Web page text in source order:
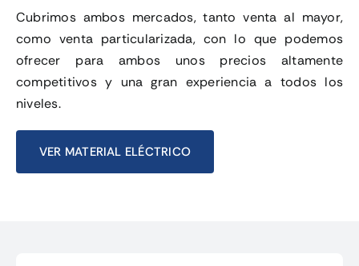
Cubrimos ambos mercados, tanto venta al mayor,
como venta particularizada, con lo que podemos
ofrecer para ambos unos precios altamente
competitivos y una gran experiencia a todos los
niveles.
VER MATERIAL ELÉCTRICO